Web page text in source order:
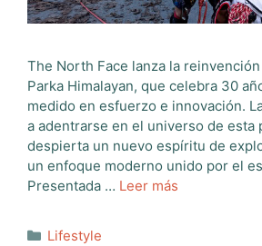
The North Face lanza la
Parka Himalayan, que celebra 30
medido en esfuerzo e innovación.
a adentrarse en el universo de esta
despierta un nuevo espíritu de
un enfoque moderno unido por el
Presentada … Leer más
Categorías
Lifestyle